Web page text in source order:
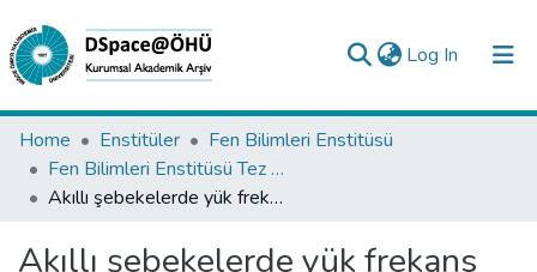
Log In (current)
Collections
All of DSpace
Home Enstitüler
Fen Bilimleri Enstitüsü
Fen Bilimleri Enstitüsü Tez Koleksiyonu
Akıllı şebekelerde yük frekans kontrolü için modern yöntemlerin kullanılması ve gürbüz denetleyici tasarımı
Akıllı şebekelerde yük frekans